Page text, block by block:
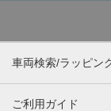
車両検索/ラッピン
ご利用ガイド